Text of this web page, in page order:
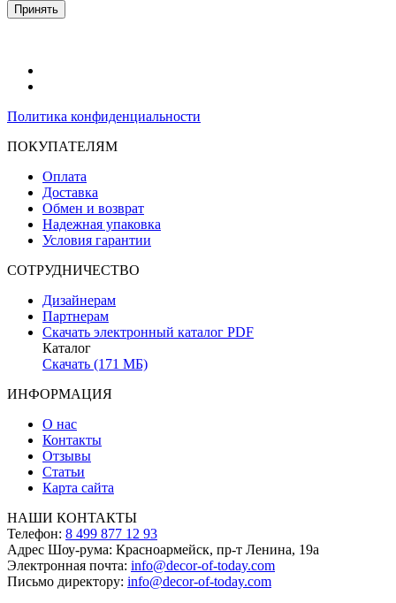
Принять
Политика конфиденциальности
ПОКУПАТЕЛЯМ
Оплата
Доставка
Обмен и возврат
Надежная упаковка
Условия гарантии
СОТРУДНИЧЕСТВО
Дизайнерам
Партнерам
Скачать электронный каталог PDF
Каталог
Скачать (171 МБ)
ИНФОРМАЦИЯ
О нас
Контакты
Отзывы
Статьи
Карта сайта
НАШИ КОНТАКТЫ
Телефон: 8 499 877 12 93
Адрес Шоу-рума: Красноармейск, пр-т Ленина, 19а
Электронная почта: info@decor-of-today.com
Письмо директору: info@decor-of-today.com